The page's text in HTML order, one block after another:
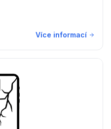
Více informací